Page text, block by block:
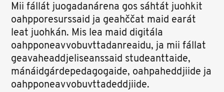
Mii fállát juogadanárena gos sáhtát juohkit
oahpporesurssaid ja geahččat maid earát
leat juohkán. Mis lea maid digitála
oahpponeavvobuvttadanreaidu, ja mii fállat
geavaheaddjeliseanssaid studeanttaide,
mánáidgárdepedagogaide, oahpaheddjiide ja
oahpponeavvobuvttadeddjiide.